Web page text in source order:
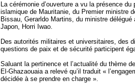
La cérémonie d’ouverture a vu la présence
islamique de Mauritanie, du Premier ministre
Bissau, Gerarldo Martins, du ministre
Japon, Horri Iwao.
Des autorités militaires et universitaires, des
questions de paix et de sécurité participent
Saluant la pertinence et l’actualité du thème
El-Ghazaouaia a relevé qu’il traduit «
décidée à se prendre en charge ».